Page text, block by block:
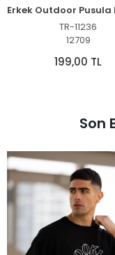
TR-11236
12709
199,00 TL
Son